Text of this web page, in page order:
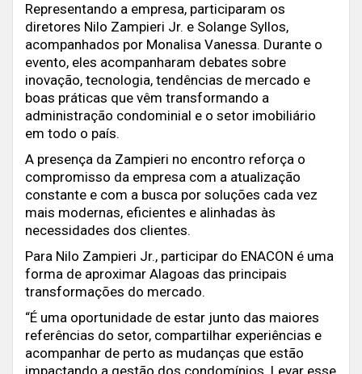
Representando a empresa, participaram os
diretores Nilo Zampieri Jr. e Solange Syllos,
acompanhados por Monalisa Vanessa. Durante o
evento, eles acompanharam debates sobre
inovação, tecnologia, tendências de mercado e
boas práticas que vêm transformando a
administração condominial e o setor imobiliário
em todo o país.
A presença da Zampieri no encontro reforça o
compromisso da empresa com a atualização
constante e com a busca por soluções cada vez
mais modernas, eficientes e alinhadas às
necessidades dos clientes.
Para Nilo Zampieri Jr., participar do ENACON é uma
forma de aproximar Alagoas das principais
transformações do mercado.
“É uma oportunidade de estar junto das maiores
referências do setor, compartilhar experiências e
acompanhar de perto as mudanças que estão